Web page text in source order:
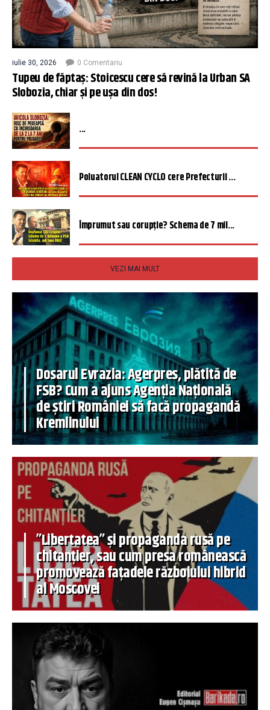
iulie 30, 2026 0 Comentariu
Tupeu de făptaș: Stoicescu cere să revină la Urban SA
Slobozia, chiar și pe ușa din dos!
...
Poluatorul CLEAN CYCLO cere Prefecturii ...
Împrumut sau corupție? Schema de 7 mil...
VEZI MAI MULT
Dosarul Evrazia: Agerpres, plătită de
FSB? Cum a ajuns Agenția Națională
de știri României să facă propagandă
Kremlinului
”Libertatea” și propaganda rusă pe
chitanțier, sau cum presa românească
promovează fațadele războiului hibrid
al Moscovei